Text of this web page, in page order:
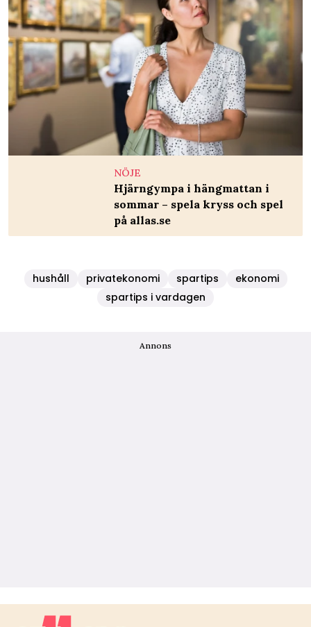
NÖJE
Hjärngympa i hängmattan i
sommar – spela kryss och spel
på allas.se
hushåll privatekonomi spartips
ekonomi
spartips i vardagen
Annons